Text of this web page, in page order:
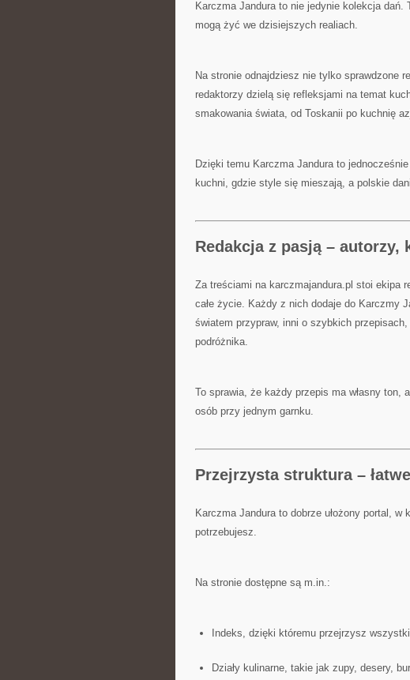
Karczma Jandura to nie jedynie kolekcja
mogą żyć we dzisiejszych realiach.
Na stronie odnajdziesz nie tylko sprawdzone
redaktorzy dzielą się refleksjami na temat
smakowania świata, od Toskanii po kuchnię
Dzięki temu Karczma Jandura to
kuchni, gdzie style się mieszają, a polskie
Redakcja z pasją –
Za treściami na karczmajandura.pl stoi ekipa
całe życie. Każdy z nich dodaje do Karczmy
światem przypraw, inni o szybkich
podróżnika.
To sprawia, że każdy przepis ma własny ton,
osób przy jednym garnku.
Przejrzysta struktura –
Karczma Jandura to dobrze ułożony portal,
potrzebujesz.
Na stronie dostępne są m.in.:
Indeks, dzięki któremu przejrzysz
Działy kulinarne, takie jak zupy, desery,